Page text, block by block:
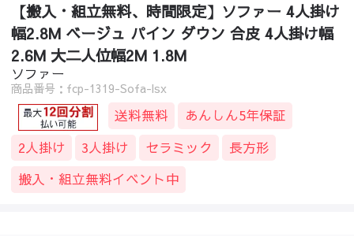
【搬入・組立無料、時間限定】ソファー 4人掛け
幅2.8M ベージュ パイン ダウン 合皮 4人掛け幅
2.6M 大二人位幅2M 1.8M
ソファー
商品番号：fcp-1319-Sofa-lsx
送料無料
あんしん5年保証
2人掛け
3人掛け セラミック
長方形
搬入・組立無料イベント中